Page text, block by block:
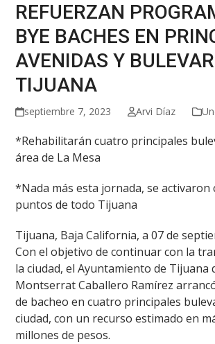
REFUERZAN
BYE BACHES EN
AVENIDAS Y
TIJUANA
septiembre 7, 2023 Arvi Díaz
*Rehabilitarán cuatro principales
área de La Mesa
*Nada más esta jornada, se activaron
puntos de todo Tijuana
Tijuana, Baja California, a 07 de
Con el objetivo de continuar con la
la ciudad, el Ayuntamiento de Tijuana
Montserrat Caballero Ramírez
de bacheo en cuatro principales
ciudad, con un recurso estimado en
millones de pesos.